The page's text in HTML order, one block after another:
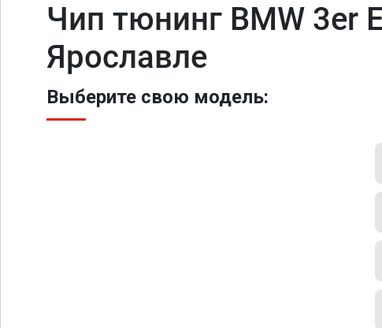
Чип тюнинг BMW 3er
Ярославле
Выберите свою модель: